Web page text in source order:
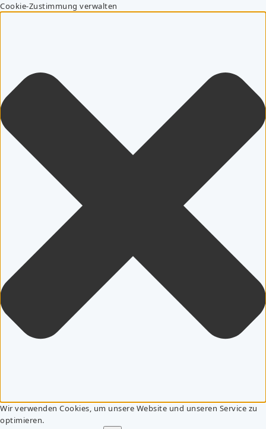
Cookie-Zustimmung verwalten
Wir verwenden Cookies, um unsere Website und unseren Service zu
optimieren.